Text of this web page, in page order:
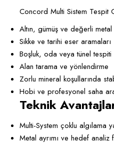
Concord Multi Sistem Tespit
Altın, gümüş ve değerli metal
Sikke ve tarihi eser aramaları
Boşluk, oda veya tünel tespiti
Alan tarama ve yönlendirme
Zorlu mineral koşullarında
Hobi ve profesyonel saha
Teknik
Multi-System çoklu algılama
Metal ayrımı ve hedef analiz